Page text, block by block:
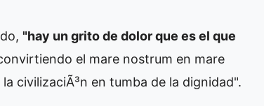
"hay un grito de dolor que es el que
el mare nostrum en mare
civilizaciÃ³n en tumba de la dignidad".